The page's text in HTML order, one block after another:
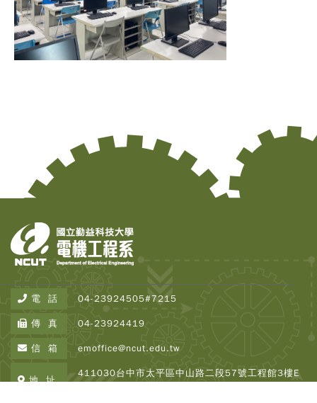
All
電 話 04-23924505#7215
傳 真 04-23924419
信 箱 emoffice@ncut.edu.tw
地 址
411030台中市太平區中山路二段57號工程館3樓E